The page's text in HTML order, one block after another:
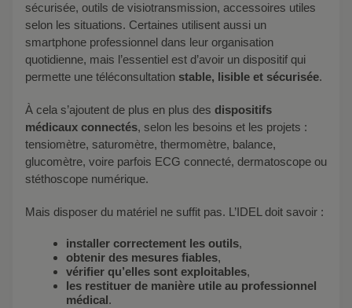
sécurisée, outils de visiotransmission, accessoires utiles
selon les situations. Certaines utilisent aussi un
smartphone professionnel dans leur organisation
quotidienne, mais l’essentiel est d’avoir un dispositif qui
permette une téléconsultation stable, lisible et sécurisée.
À cela s’ajoutent de plus en plus des dispositifs
médicaux connectés, selon les besoins et les projets :
tensiomètre, saturomètre, thermomètre, balance,
glucomètre, voire parfois ECG connecté, dermatoscope ou
stéthoscope numérique.
Mais disposer du matériel ne suffit pas. L’IDEL doit savoir :
installer correctement les outils,
obtenir des mesures fiables,
vérifier qu’elles sont exploitables,
les restituer de manière utile au professionnel
médical.